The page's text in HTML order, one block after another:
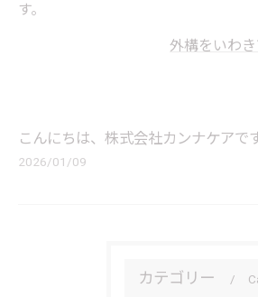
す。
外構をいわ
こんにちは、株式会社カンナケアです
2026/01/09
カテゴリー